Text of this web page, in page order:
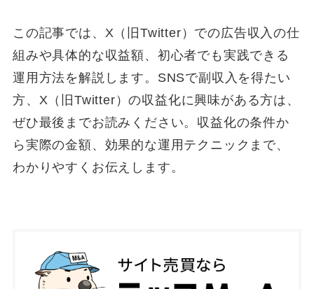
この記事では、X（旧Twitter）での広告収入の仕
組みや具体的な収益額、初心者でも実践できる
運用方法を解説します。SNSで副収入を得たい
方、X（旧Twitter）の収益化に興味がある方は、
ぜひ最後までお読みください。収益化の条件か
ら実際の金額、効果的な運用テクニックまで、
わかりやすくお伝えします。